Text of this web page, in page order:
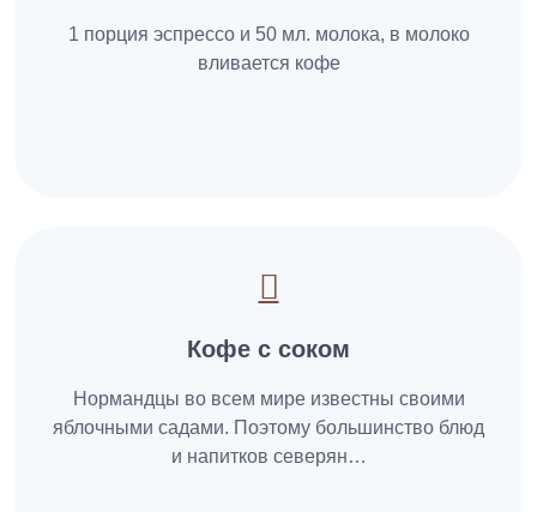
1 порция эспрессо и 50 мл. молока, в молоко
вливается кофе
Кофе с соком
Нормандцы во всем мире известны своими
яблочными садами. Поэтому большинство блюд
и напитков северян…